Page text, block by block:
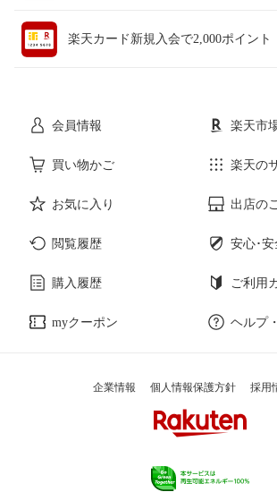
サービス・リフォーム
楽器・音響機器
楽天カード新規入会で2,000ポイント
会員情報 楽天市
買い物かご 楽天の
お気に入り 出店の
閲覧履歴 安心･
購入履歴 ご利用
myクーポン ヘルプ
企業情報 個人情報保護方針 採用